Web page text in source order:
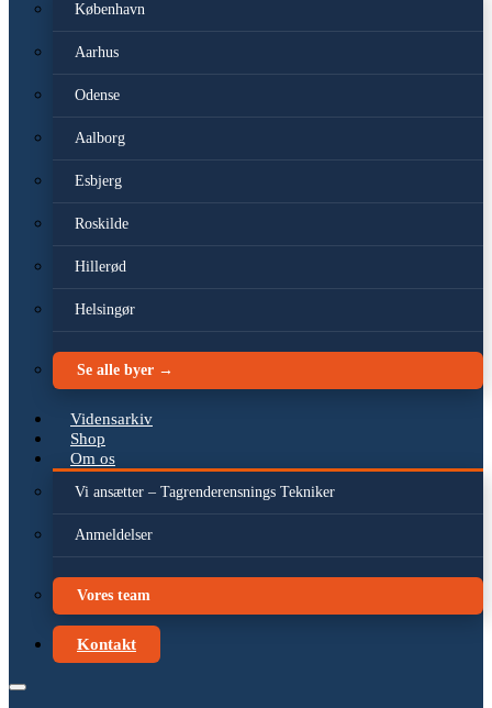
København
Aarhus
Odense
Aalborg
Esbjerg
Roskilde
Hillerød
Helsingør
Se alle byer →
Vidensarkiv
Shop
Om os
Vi ansætter – Tagrenderensnings Tekniker
Anmeldelser
Vores team
Kontakt